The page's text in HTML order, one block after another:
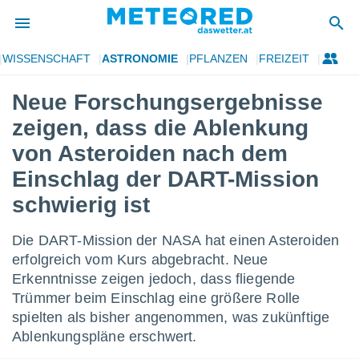
wurde
dass
von
diese
WISSENSCHAFT ASTRONOMIE PFLANZEN FREIZEIT
Neue Forschungsergebnisse
zeigen, dass die Ablenkung
von Asteroiden nach dem
Einschlag der DART-Mission
schwierig ist
Die DART-Mission der NASA hat einen Asteroiden
erfolgreich vom Kurs abgebracht. Neue
Erkenntnisse zeigen jedoch, dass fliegende
Trümmer beim Einschlag eine größere Rolle
spielten als bisher angenommen, was zukünftige
Ablenkungspläne erschwert.